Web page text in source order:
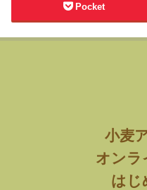
Pocket
小麦
オンラ
はじ